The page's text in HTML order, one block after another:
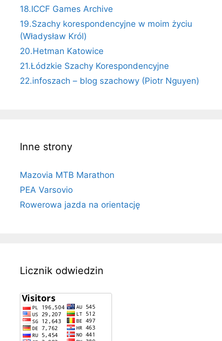
18.ICCF Games Archive
19.Szachy korespondencyjne w moim życiu
(Władysław Król)
20.Hetman Katowice
21.Łódzkie Szachy Korespondencyjne
22.infoszach – blog szachowy (Piotr Nguyen)
Inne strony
Mazovia MTB Marathon
PEA Varsovio
Rowerowa jazda na orientację
Licznik odwiedzin